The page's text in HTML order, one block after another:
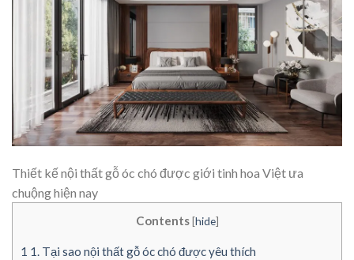
Thiết kế nội thất gỗ óc chó được giới tinh hoa Việt ưa
chuộng hiện nay
Contents [hide]
1 1. Tại sao nội thất gỗ óc chó được yêu thích